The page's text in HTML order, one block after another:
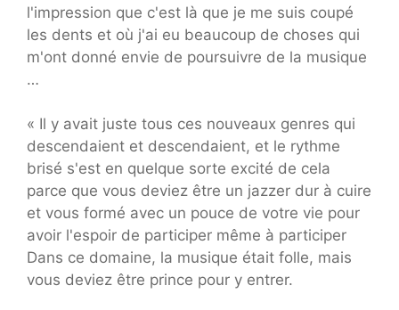
l'impression que c'est là que je me suis coupé
les dents et où j'ai eu beaucoup de choses qui
m'ont donné envie de poursuivre de la musique
…
« Il y avait juste tous ces nouveaux genres qui
descendaient et descendaient, et le rythme
brisé s'est en quelque sorte excité de cela
parce que vous deviez être un jazzer dur à cuire
et vous formé avec un pouce de votre vie pour
avoir l'espoir de participer même à participer
Dans ce domaine, la musique était folle, mais
vous deviez être prince pour y entrer.